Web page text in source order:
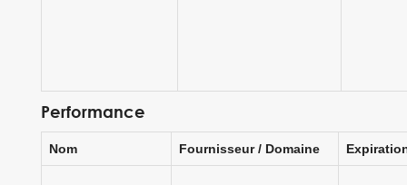
Performance
Nom Fournisseur / Domaine